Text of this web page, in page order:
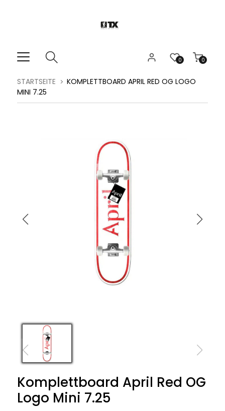
0
0
STARTSEITE
KOMPLETTBOARD APRIL RED OG LOGO
MINI 7.25
Komplettboard April Red OG
Logo Mini 7.25